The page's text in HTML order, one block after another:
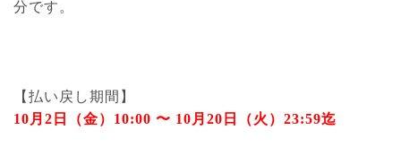
分です。
【払い戻し期間】
10月2日（金）10:00 〜 10月20日（火）23:59迄